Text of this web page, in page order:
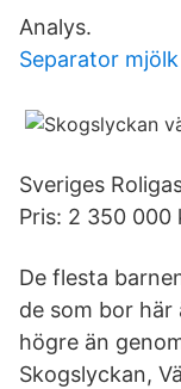
Analys.
Separator
Sveriges
Pris: 2 350 000
De flesta
de som bor här
högre än
Skogslyckan,